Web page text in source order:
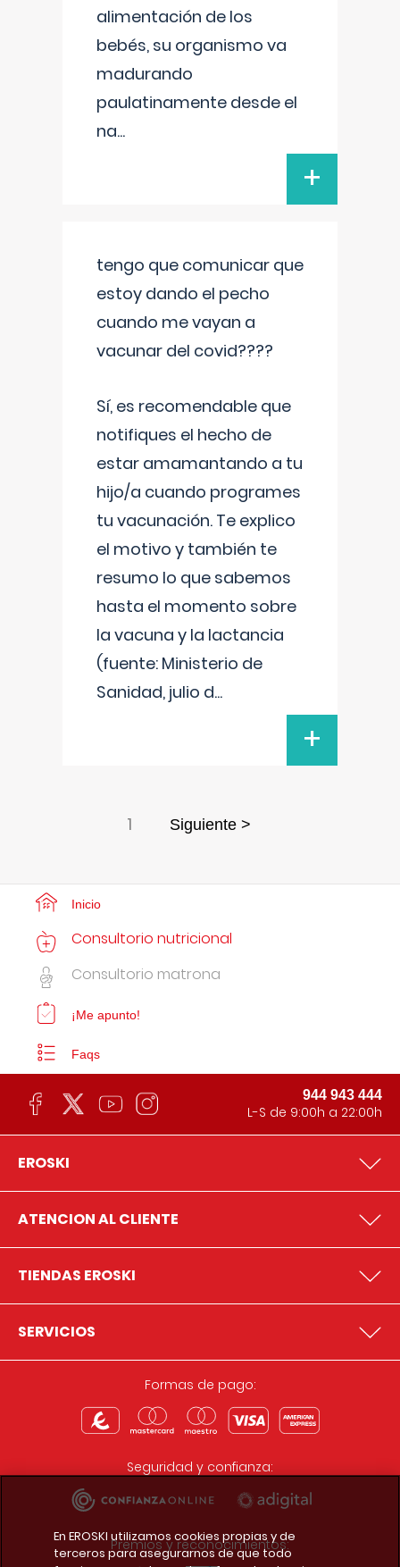
alimentación de los
bebés, su organismo va
madurando
paulatinamente desde el
na...
+
tengo que comunicar que
estoy dando el pecho
cuando me vayan a
vacunar del covid????
Sí, es recomendable que
notifiques el hecho de
estar amamantando a tu
hijo/a cuando programes
tu vacunación. Te explico
el motivo y también te
resumo lo que sabemos
hasta el momento sobre
la vacuna y la lactancia
(fuente: Ministerio de
Sanidad, julio d...
+
1 Siguiente >
Inicio
Consultorio nutricional
Consultorio matrona
¡Me apunto!
Faqs
944 943 444
L-S de 9:00h a 22:00h
EROSKI
ATENCION AL CLIENTE
TIENDAS EROSKI
SERVICIOS
Formas de pago:
Seguridad y confianza:
Premios y reconocimientos:
En EROSKI utilizamos cookies propias y de
terceros para asegurarnos de que todo